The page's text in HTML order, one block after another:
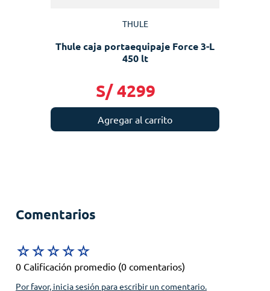
THULE
Thule caja portaequipaje Force 3-L
450 lt
S/ 4299
Agregar al carrito
Comentarios
☆☆☆☆☆
0 Calificación promedio (0 comentarios)
Por favor, inicia sesión para escribir un comentario.